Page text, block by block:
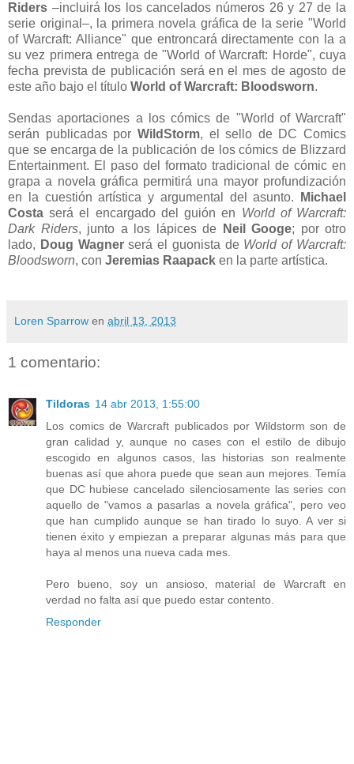
Riders –incluirá los los cancelados números 26 y 27 de la
serie original–, la primera novela gráfica de la serie "World
of Warcraft: Alliance" que entroncará directamente con la a
su vez primera entrega de "World of Warcraft: Horde", cuya
fecha prevista de publicación será en el mes de agosto de
este año bajo el título World of Warcraft: Bloodsworn.
Sendas aportaciones a los cómics de "World of Warcraft"
serán publicadas por WildStorm, el sello de DC Comics
que se encarga de la publicación de los cómics de Blizzard
Entertainment. El paso del formato tradicional de cómic en
grapa a novela gráfica permitirá una mayor profundización
en la cuestión artística y argumental del asunto.
Michael
Costa será el encargado del guión en World of Warcraft:
Dark Riders, junto a los lápices de Neil Googe; por otro
lado, Doug Wagnerserá el guonista de World of Warcraft:
Bloodsworn, con Jeremias Raapack en la parte artística.
Loren Sparrow en abril 13, 2013
1 comentario:
Tildoras 14 abr 2013, 1:55:00
Los comics de Warcraft publicados por Wildstorm son de
gran calidad y, aunque no cases con el estilo de dibujo
escogido en algunos casos, las historias son realmente
buenas así que ahora puede que sean aun mejores. Temía
que DC hubiese cancelado silenciosamente las series con
aquello de "vamos a pasarlas a novela gráfica", pero veo
que han cumplido aunque se han tirado lo suyo. A ver si
tienen éxito y empiezan a preparar algunas más para que
haya al menos una nueva cada mes.
Pero bueno, soy un ansioso, material de Warcraft en
verdad no falta así que puedo estar contento.
Responder